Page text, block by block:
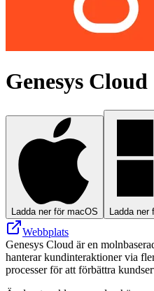
Genesys Cloud
Ladda ner för macOS Ladda
Webbplats
Genesys Cloud är en
hanterar kundinteraktioner via
processer för att förbättra